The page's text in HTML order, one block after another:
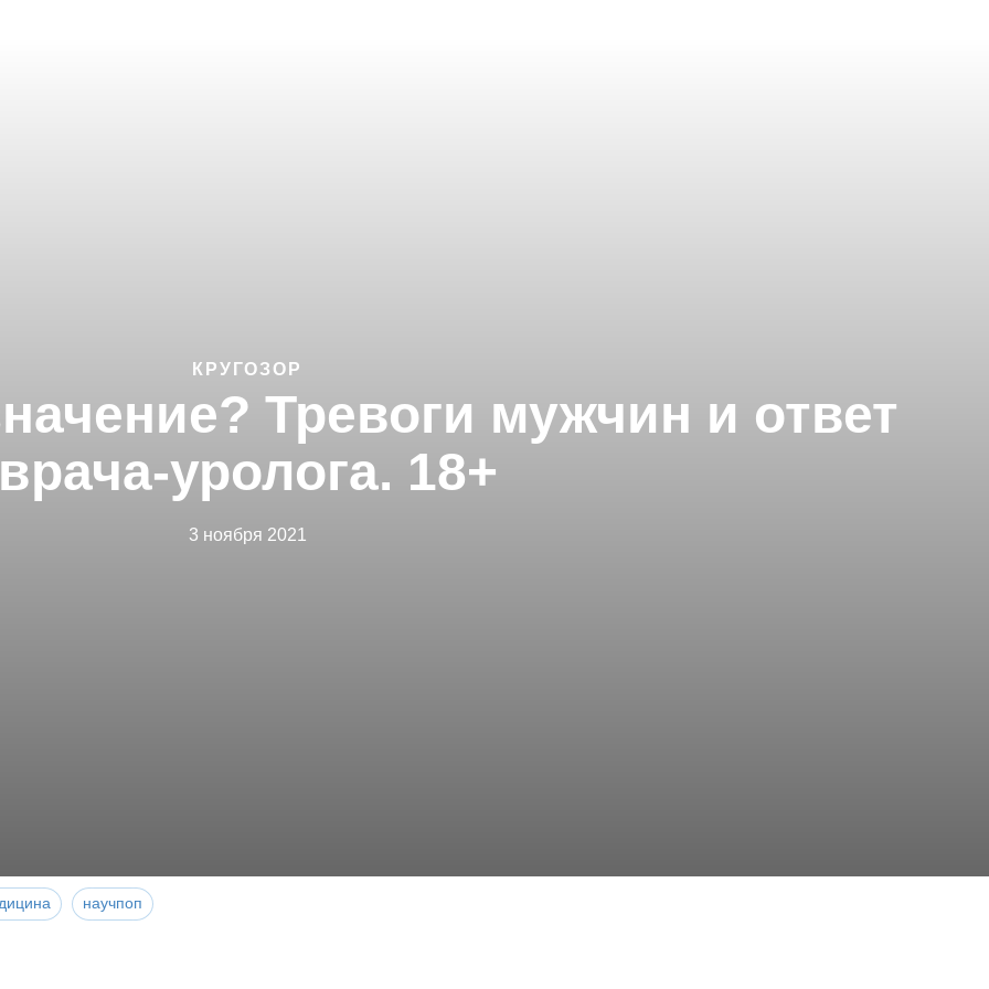
КРУГОЗОР
Тревоги мужчин и ответ
врача-уролога. 18+
3 ноября 2021
научпоп